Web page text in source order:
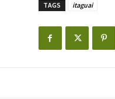
TAGS itaguai